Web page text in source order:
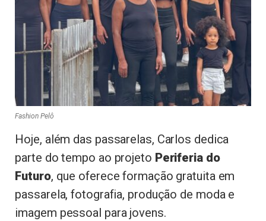
Fashion Pelô
Hoje, além das passarelas, Carlos dedica
parte do tempo ao projeto Periferia do
Futuro, que oferece formação gratuita em
passarela, fotografia, produção de moda e
imagem pessoal para jovens.